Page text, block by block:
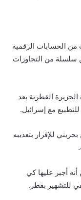
الحسابات الرقمية
سلسلة من التجاوزات
القطرية بعد
مع إسرائيل.
للإقرار بتعذيبه
أجبر عليها كي
للتشهير بقطر.